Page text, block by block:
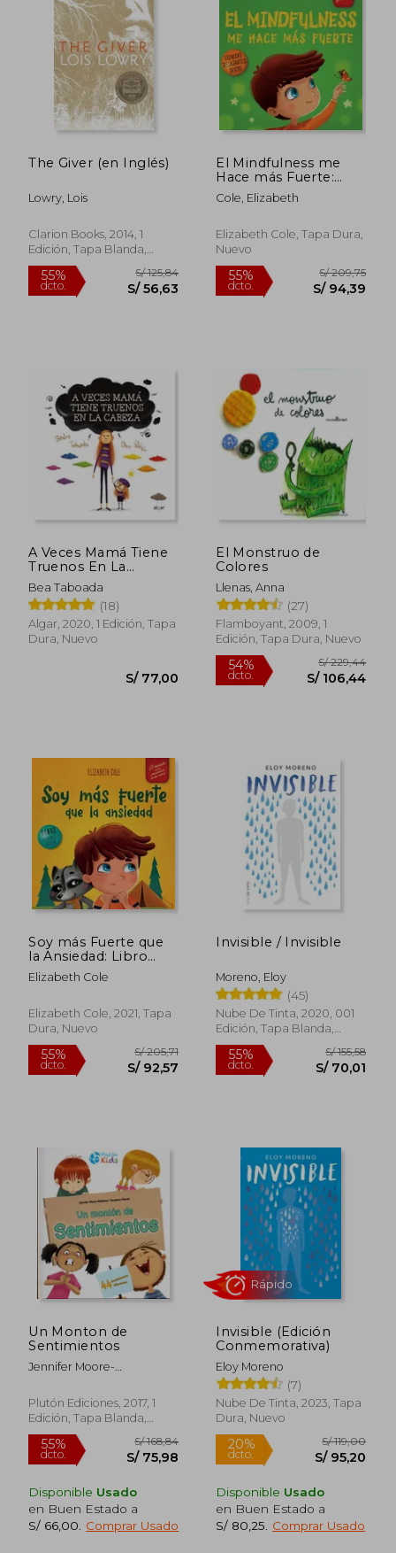
20%
dcto. S/ 135,20
Rápido
20%
dcto. S/
Rápido
The Giver (en Inglés)
Lowry, Lois
Clarion Books, 2014, 1
Edición, Tapa Blanda,
Nuevo
S/ 56,63
El Mindfulness me
Hace más Fuerte:
Libro Infantil Para
Encontrar la Calma,
Concentración y
Superar la Ansiedad
Cole, Elizabeth
Elizabeth Cole, Tapa Dura,
Nuevo
55%
dcto. S/
A Veces Mamá Tiene
Truenos En La
Cabeza
Bea Taboada
(18)
Algar, 2020, 1 Edición, Tapa
Dura, Nuevo
El Monstruo de
Colores
Llenas, Anna
(27)
Flamboyant, 2009, 1
Edición, Tapa Dura, Nuevo
Soy más Fuerte que
la Ansiedad: Libro
Infantil Sobre la
Superación de las
Estrés y el Miedo (el
Mundo de las
Niños) (World of Kids
Emotions)
Elizabeth Cole
Elizabeth Cole, 2021, Tapa
Dura, Nuevo
55%
dcto.
S/ 205,71
Invisible / Invisible
Moreno, Eloy
(45)
Nube De Tinta, 2020, 001
Edición, Tapa Blanda,
Nuevo
55%
dcto.
S/
Un Monton de
Sentimientos
Jennifer Moore-
Plutón Ediciones, 2017, 1
Edición, Tapa Blanda,
Nuevo
Disponible Usado
en Buen Estado a
S/ 66,00
Comprar Usado
Invisible (Edición
Conmemorativa)
Eloy Moreno
(7)
Nube De Tinta, 2023, Tapa
Dura, Nuevo
Disponible Usado
en Buen Estado a
S/ 80,25
Comprar Usado